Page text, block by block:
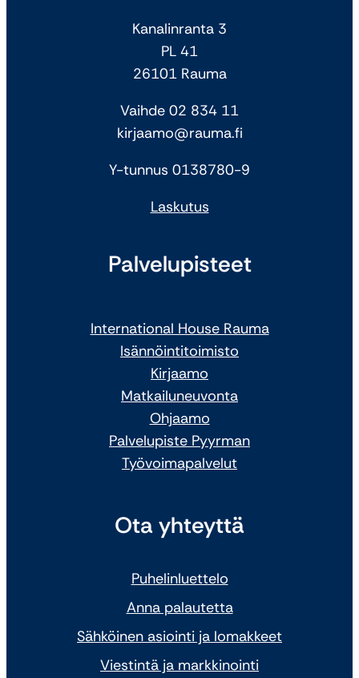
Kanalinranta 3
PL 41
26101 Rauma
Vaihde 02 834 11
kirjaamo@rauma.fi
Y-tunnus 0138780-9
Laskutus
Palvelupisteet
International House Rauma
Isännöintitoimisto
Kirjaamo
Matkailuneuvonta
Ohjaamo
Palvelupiste Pyyrman
Työvoimapalvelut
Ota yhteyttä
Puhelinluettelo
Anna palautetta
Sähköinen asiointi ja lomakkeet
Viestintä ja markkinointi